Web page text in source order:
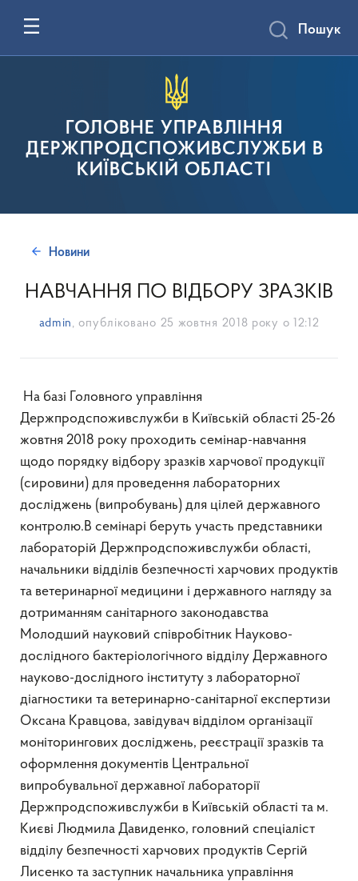
ГОЛОВНЕ УПРАВЛІННЯ
ДЕРЖПРОДСПОЖИВСЛУЖБИ В
КИЇВСЬКІЙ ОБЛАСТІ
Пошук
Новини
НАВЧАННЯ ПО ВІДБОРУ ЗРАЗКІВ
admin , опубліковано 25 жовтня 2018 року о 12:12
На базі Головного управління
Держпродспоживслужби в Київській області 25-26
жовтня 2018 року проходить семінар-навчання
щодо порядку відбору зразків харчової продукції
(сировини) для проведення лабораторних
досліджень (випробувань) для цілей державного
контролю.В семінарі беруть участь представники
лабораторій Держпродспоживслужби області,
начальники відділів безпечності харчових продуктів
та ветеринарної медицини і державного нагляду за
дотриманням санітарного законодавства
Молодший науковий співробітник Науково-
дослідного бактеріологічного відділу Державного
науково-дослідного інституту з лабораторної
діагностики та ветеринарно-санітарної експертизи
Оксана Кравцова, завідувач відділом організації
моніторингових досліджень, реєстрації зразків та
оформлення документів Центральної
випробувальної державної лабораторії
Держпродспоживслужби в Київській області та м.
Києві Людмила Давиденко, головний спеціаліст
відділу безпечності харчових продуктів Сергій
Лисенко та заступник начальника управління